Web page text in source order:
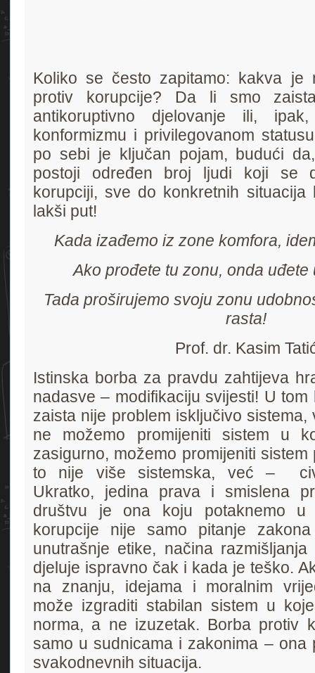
Koliko se često zapitamo: kakva je
protiv korupcije? Da li smo
antikoruptivno djelovanje ili,
konformizmu i privilegovanom
po sebi je ključan pojam, budući
postoji određen broj ljudi koji se
korupciji, sve do konkretnih situacija
lakši put!
Kada izađemo iz zone komfora,
Ako prođete tu zonu, onda uđete
Tada proširujemo svoju zonu
rasta!
Prof. dr. Kasim
Istinska borba za pravdu zahtijeva
nadasve – modifikaciju svijesti! U
zaista nije problem isključivo sistema,
ne možemo promijeniti sistem u
zasigurno, možemo promijeniti
to nije više sistemska, već –
Ukratko, jedina prava i smislena
društvu je ona koju potaknemo u
korupcije nije samo pitanje
unutrašnje etike, načina
djeluje ispravno čak i kada je teško.
na znanju, idejama i moralnim
može izgraditi stabilan sistem u
norma, a ne izuzetak. Borba protiv
samo u sudnicama i zakonima – ona
svakodnevnih situacija.